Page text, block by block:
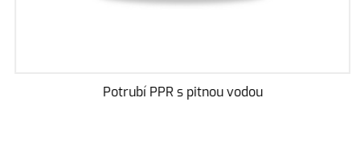
Potrubí PPR s pitnou vodou